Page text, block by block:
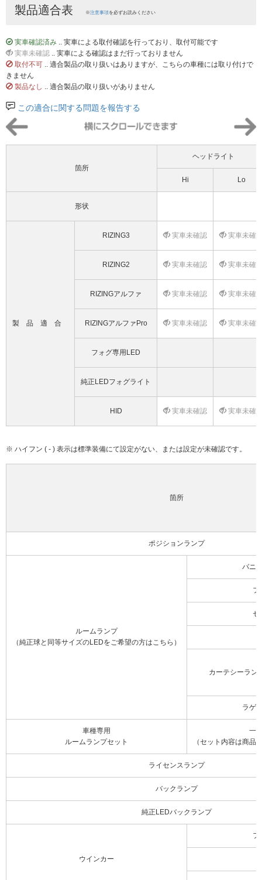
製品適合表 ※注意事項を必ずお読みください
実車確認済み .. 実車による取付確認を行っており、取付可能です
実車未確認 .. 実車による確認はまだ行っておりません
取付不可 .. 適合製品の取り扱いはありますが、こちらの車種には取り付けで
きません
製品なし .. 適合製品の取り扱いがありません
この適合に関する問題を報告する
箇所
ヘッドライト
Hi Lo
形状
製品適合
RIZING3 実車未確認 実車未確
RIZING2 実車未確認 実車未確
RIZINGアルファ 実車未確認 実車未確
RIZINGアルファPro 実車未確認 実車未確
フォグ専用LED
純正LEDフォグライト
HID 実車未確認 実車未確
※ ハイフン ( - ) 表示は標準装備にて設定がない、または設定が未確認です。
箇所
ポジションランプ
ルームランプ
（純正球と同等サイズのLEDをご希望の方はこちら）
バニ
フ
セ
カーテシーラン
ラゲ
車種専用
ルームランプセット
一
（セット内容は商品
ライセンスランプ
バックランプ
純正LEDバックランプ
ウインカー
フ